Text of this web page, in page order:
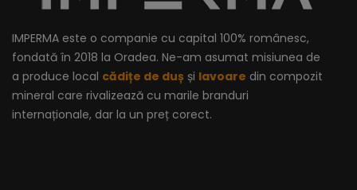
IMPERMA este o companie cu capital 100% românesc,
fondată în 2018 la Oradea. Ne-am asumat misiunea de
a produce local cădițe de duș și lavoare din compozit
mineral care rivalizează cu marile branduri
internaționale, dar la un preț corect.